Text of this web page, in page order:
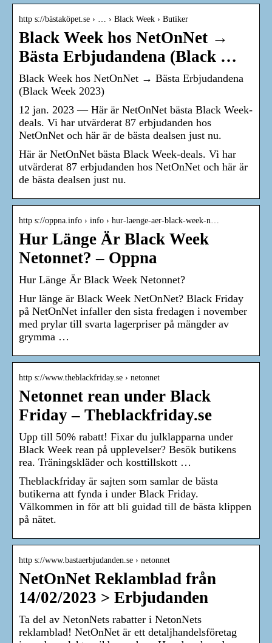
http s://bästaköpet.se › … › Black Week › Butiker
Black Week hos NetOnNet →
Bästa Erbjudandena (Black …
Black Week hos NetOnNet → Bästa Erbjudandena
(Black Week 2023)
12 jan. 2023 — Här är NetOnNet bästa Black Week-
deals. Vi har utvärderat 87 erbjudanden hos
NetOnNet och här är de bästa dealsen just nu.
Här är NetOnNet bästa Black Week-deals. Vi har
utvärderat 87 erbjudanden hos NetOnNet och här är
de bästa dealsen just nu.
http s://oppna.info › info › hur-laenge-aer-black-week-n…
Hur Länge Är Black Week
Netonnet? – Oppna
Hur Länge Är Black Week Netonnet?
Hur länge är Black Week NetOnNet? Black Friday
på NetOnNet infaller den sista fredagen i november
med prylar till svarta lagerpriser på mängder av
grymma …
http s://www.theblackfriday.se › netonnet
Netonnet rean under Black
Friday – Theblackfriday.se
Upp till 50% rabatt! Fixar du julklapparna under
Black Week rean på upplevelser? Besök butikens
rea. Träningskläder och kosttillskott …
Theblackfriday är sajten som samlar de bästa
butikerna att fynda i under Black Friday.
Välkommen in för att bli guidad till de bästa klippen
på nätet.
http s://www.bastaerbjudanden.se › netonnet
NetOnNet Reklamblad från
14/02/2023 > Erbjudanden
Ta del av NetonNets rabatter i NetonNets
reklamblad! NetOnNet är ett detaljhandelsföretag